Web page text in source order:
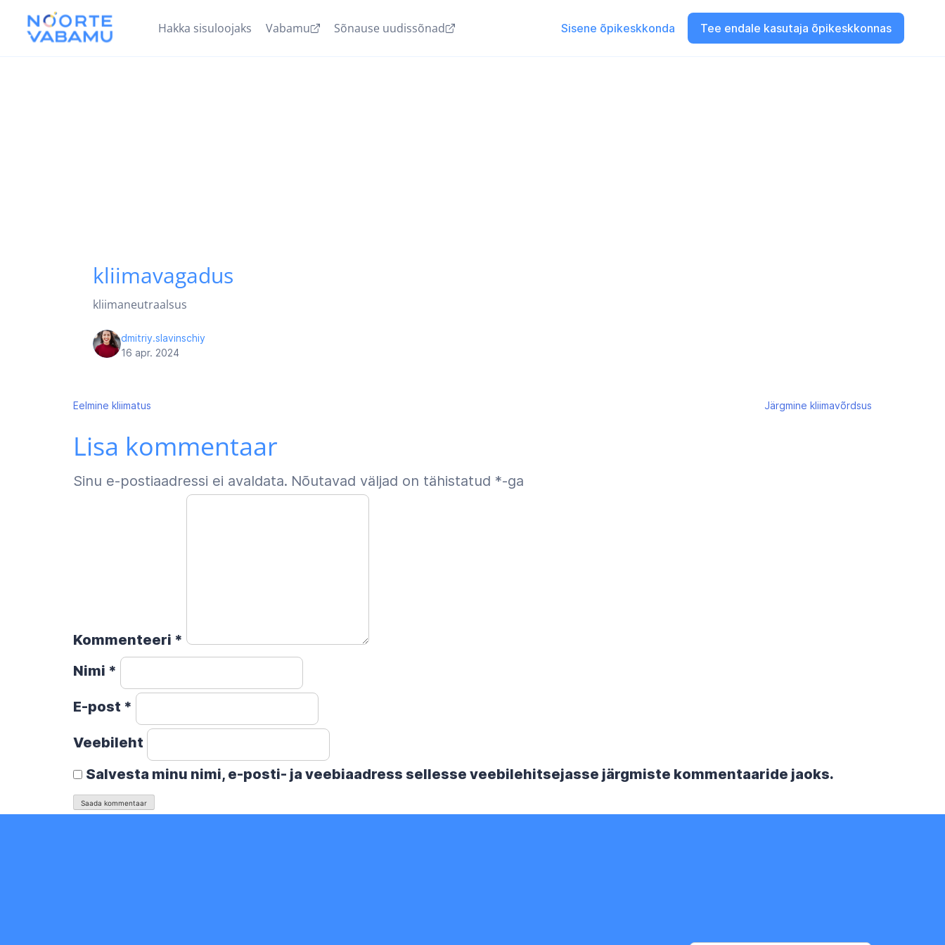
Hakka sisuloojaks Vabamu Sõnause uudissõnad Sisene õpikeskkonda Tee endale kasutaja õpikeskkonnas
kliimavagadus
kliimaneutraalsus
dmitriy.slavinschiy
16 apr. 2024
Navigeerimine
Eelmine kliimatus Järgmine kliimavõrdsus
Lisa kommentaar
Sinu e-postiaadressi ei avaldata. Nõutavad väljad on tähistatud *-ga
Kommenteeri *
Nimi *
E-post *
Veebileht
Salvesta minu nimi, e-posti- ja veebiaadress sellesse veebilehitsejasse järgmiste kommentaaride jaoks.